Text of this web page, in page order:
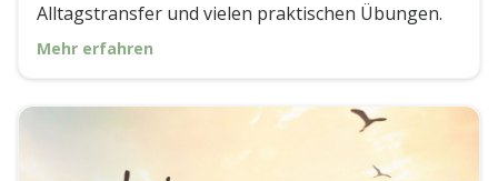
Alltagstransfer und vielen praktischen Übungen.
Mehr erfahren